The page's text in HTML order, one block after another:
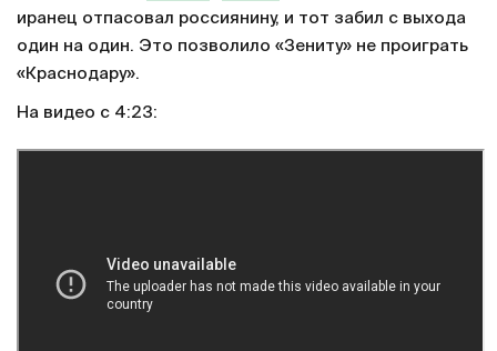
иранец отпасовал россиянину, и тот забил с выхода
один на один. Это позволило «Зениту» не проиграть
«Краснодару».
На видео с 4:23: